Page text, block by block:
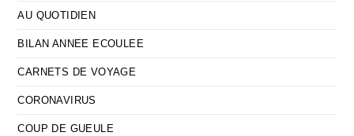
AU QUOTIDIEN
BILAN ANNEE ECOULEE
CARNETS DE VOYAGE
CORONAVIRUS
COUP DE GUEULE